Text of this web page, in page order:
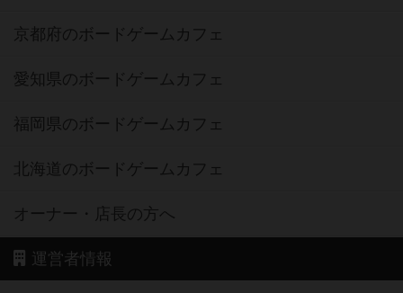
京都府のボードゲームカフェ
愛知県のボードゲームカフェ
福岡県のボードゲームカフェ
北海道のボードゲームカフェ
オーナー・店長の方へ
運営者情報